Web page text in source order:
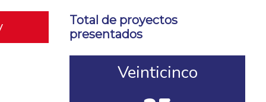
Total de proyectos
presentados
Veinticinco